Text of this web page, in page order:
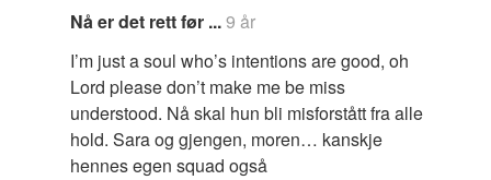
Nå er det rett før ...9 år
I’m just a soul who’s intentions are good, oh
Lord please don’t make me be miss
understood. Nå skal hun bli misforstått fra alle
hold. Sara og gjengen, moren… kanskje
hennes egen squad også